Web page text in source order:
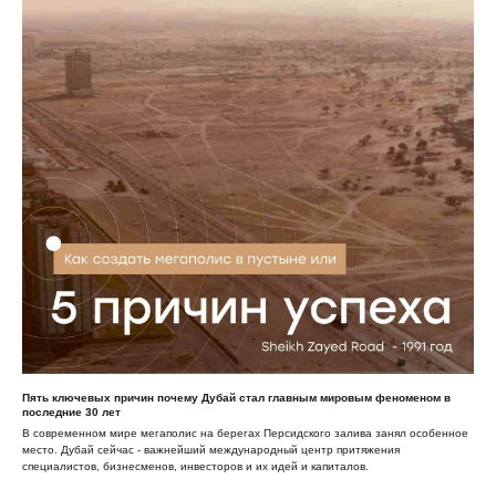
Пять ключевых причин почему Дубай стал главным мировым феноменом в
последние 30 лет
В современном мире мегаполис на берегах Персидского залива занял особенное
место. Дубай сейчас - важнейший международный центр притяжения
специалистов, бизнесменов, инвесторов и их идей и капиталов.